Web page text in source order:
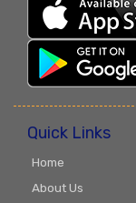
Quick Links
Home
About Us